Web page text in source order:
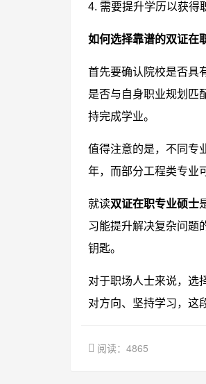
4. 需要提升学历以获得
如何选择靠谱的双证在
首先要确认院校是否具
是否与自身职业规划匹
持完成学业。
值得注意的是，不同专
年，而部分工程类专业
就读双证在职专业硕士
习能提升解决复杂问题
钥匙。
对于职场人士来说，选
对方向、坚持学习，这
阅读：4865